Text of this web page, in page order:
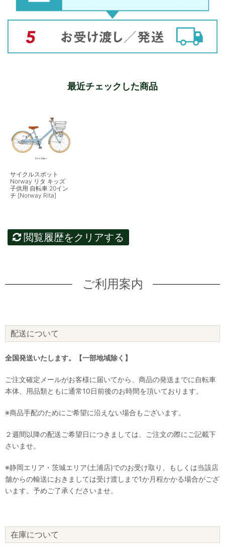
最近チェックした商品
サイクルスポット
Norway リタ キッズ
子供用 自転車 20イン
チ [Norway Rita]
閲覧履歴をクリアする
ご利用案内
配送について
全国発送いたします。【一部地域除く】
ご注文確定メールがお客様に届いてから、商品の発送までに自転車
本体、用品類ともに通常10日前後のお時間を頂いております。
※商品手配のためにご希望に沿えない場合もございます。
２週間以降の配送ご希望日につきましては、ご注文の際にご記載下
さいませ。
※静岡エリア・茨城エリア(土浦店)でのお受け取り、もしくは当該店
舗からの輸送におきましては受け渡しまで1か月程かかる場合がござ
います。予めご了承くださいませ。
在庫について